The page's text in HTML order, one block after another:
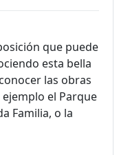
que puede
esta bella
las obras
el Parque
Familia, o la